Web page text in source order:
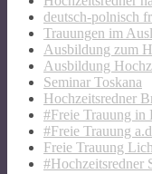
deutsch-polnisch
Trauungen im
Ausbildung zum
Ausbildung
Seminar Toskana
Hochzeitsredner
#Freie Trauung in
#Freie Trauung
Freie Trauung
#Hochzeitsredner